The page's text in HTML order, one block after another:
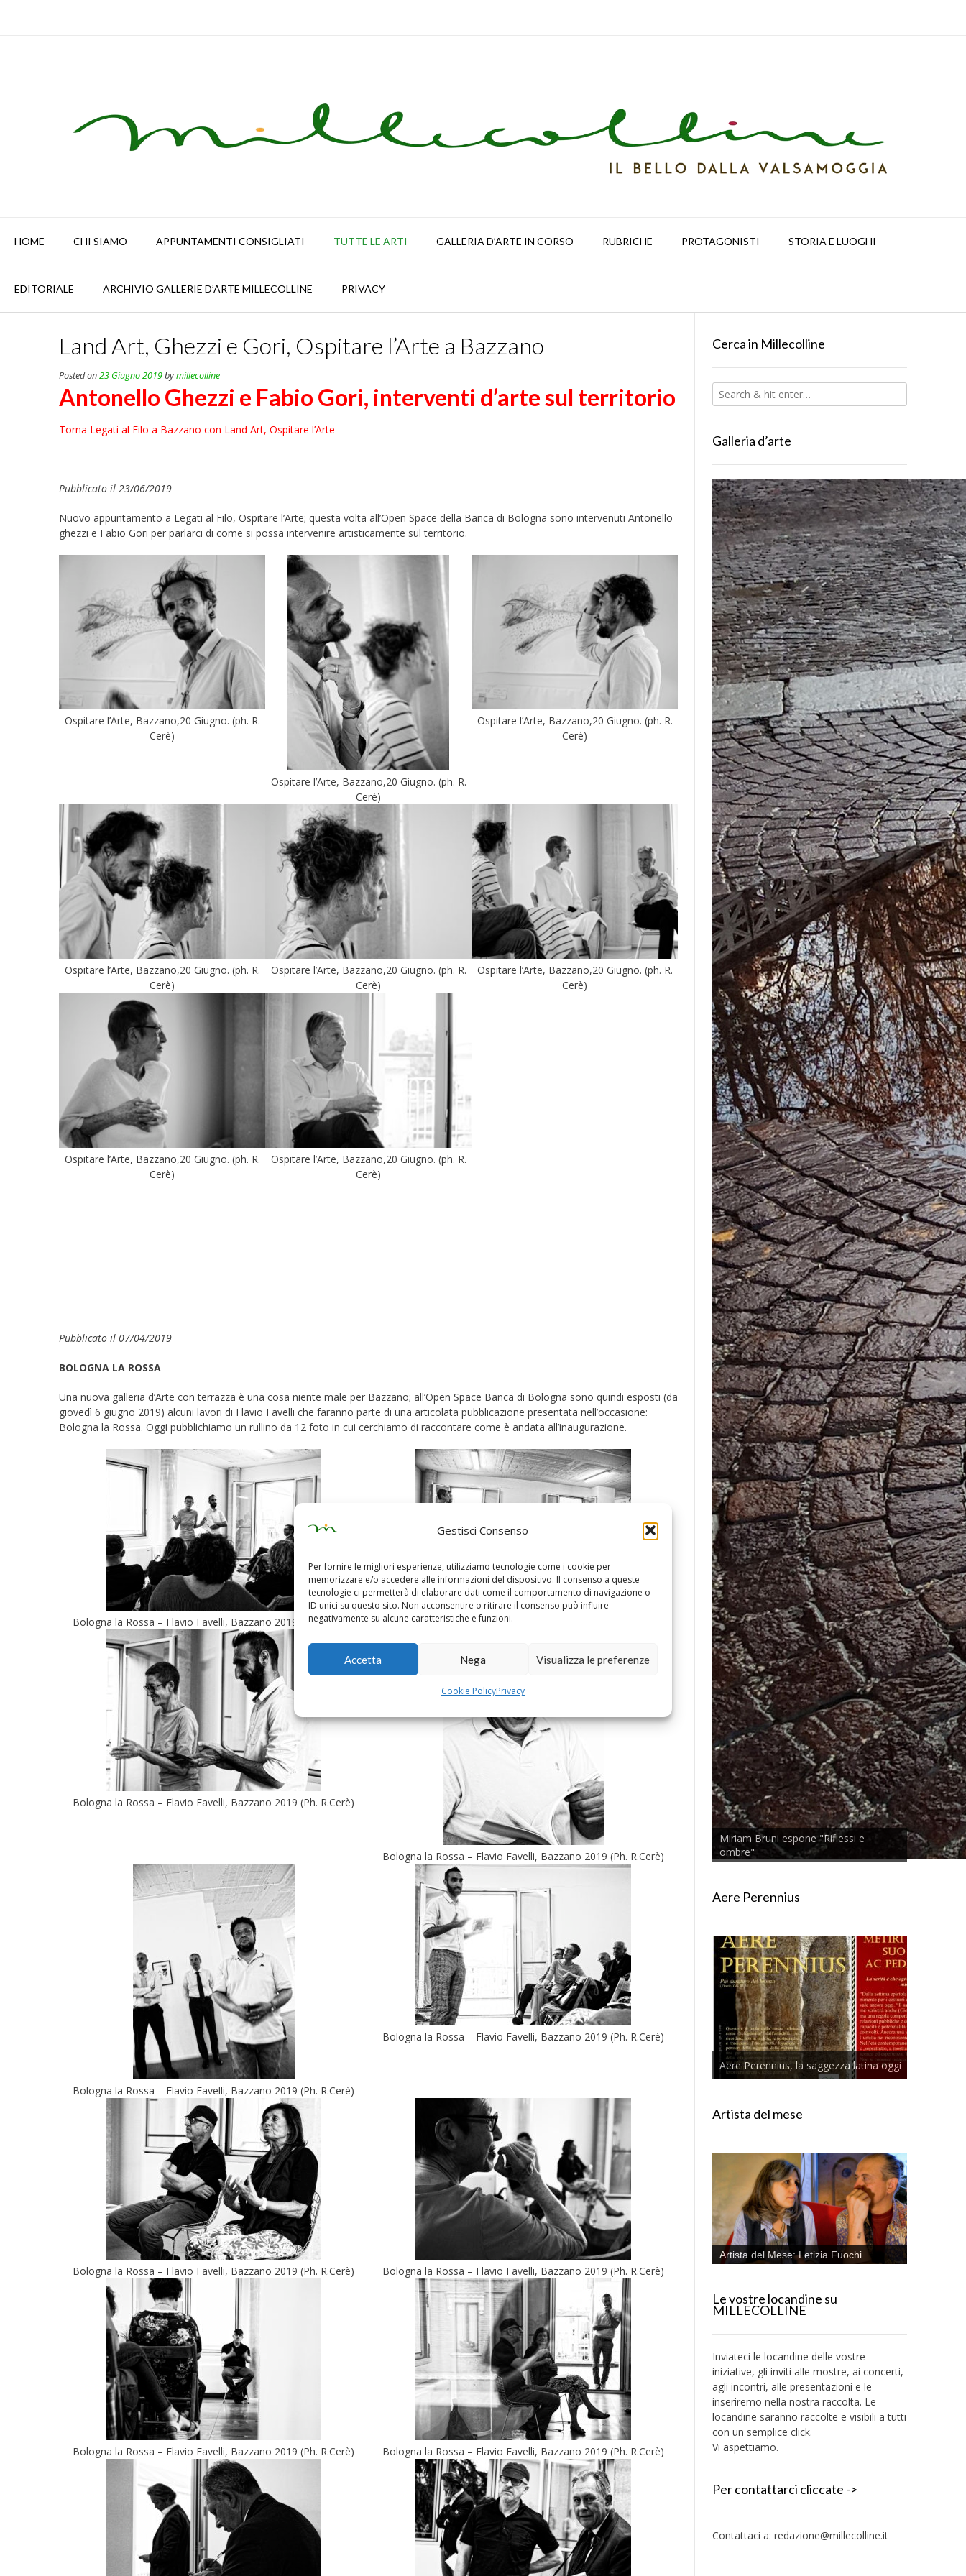
Gestisci Consenso
Per fornire le migliori esperienze, utilizziamo tecnologie come i cookie per
memorizzare e/o accedere alle informazioni del dispositivo. Il consenso a queste
tecnologie ci permetterà di elaborare dati come il comportamento di navigazione o
ID unici su questo sito. Non acconsentire o ritirare il consenso può influire
negativamente su alcune caratteristiche e funzioni.
Accetta Nega Visualizza le preferenze
Cookie PolicyPrivacy
HOME CHI SIAMO APPUNTAMENTI CONSIGLIATI TUTTE LE ARTI GALLERIA D’ARTE IN CORSO RUBRICHE PROTAGONISTI STORIA E LUOGHI
EDITORIALE ARCHIVIO GALLERIE D’ARTE MILLECOLLINE PRIVACY
Land Art, Ghezzi e Gori, Ospitare l’Arte a Bazzano
Posted on23 Giugno 2019bymillecolline
Antonello Ghezzi e Fabio Gori, interventi d’arte sul territorio
Torna Legati al Filo a Bazzano con Land Art, Ospitare l’Arte
Pubblicato il 23/06/2019
Nuovo appuntamento a Legati al Filo, Ospitare l’Arte; questa volta all’Open Space della Banca di Bologna sono intervenuti Antonello
ghezzi e Fabio Gori per parlarci di come si possa intervenire artisticamente sul territorio.
Ospitare l’Arte, Bazzano,20 Giugno. (ph. R.
Cerè)
Ospitare l’Arte, Bazzano,20 Giugno. (ph. R.
Cerè)
Ospitare l’Arte, Bazzano,20 Giugno. (ph. R.
Cerè)
Ospitare l’Arte, Bazzano,20 Giugno. (ph. R.
Cerè)
Ospitare l’Arte, Bazzano,20 Giugno. (ph. R.
Cerè)
Ospitare l’Arte, Bazzano,20 Giugno. (ph. R.
Cerè)
Ospitare l’Arte, Bazzano,20 Giugno. (ph. R.
Cerè)
Ospitare l’Arte, Bazzano,20 Giugno. (ph. R.
Cerè)
Pubblicato il 07/04/2019
BOLOGNA LA ROSSA
Una nuova galleria d’Arte con terrazza è una cosa niente male per Bazzano; all’Open Space Banca di Bologna sono quindi esposti (da
giovedì 6 giugno 2019) alcuni lavori di Flavio Favelli che faranno parte di una articolata pubblicazione presentata nell’occasione:
Bologna la Rossa. Oggi pubblichiamo un rullino da 12 foto in cui cerchiamo di raccontare come è andata all’inaugurazione.
Bologna la Rossa – Flavio Favelli, Bazzano 2019 (Ph. R.Cerè) Bologna la Rossa – Flavio Favelli, Bazzano 2019 (Ph. R.Cerè)
Bologna la Rossa – Flavio Favelli, Bazzano 2019 (Ph. R.Cerè)
Bologna la Rossa – Flavio Favelli, Bazzano 2019 (Ph. R.Cerè)
Bologna la Rossa – Flavio Favelli, Bazzano 2019 (Ph. R.Cerè)
Bologna la Rossa – Flavio Favelli, Bazzano 2019 (Ph. R.Cerè)
Bologna la Rossa – Flavio Favelli, Bazzano 2019 (Ph. R.Cerè) Bologna la Rossa – Flavio Favelli, Bazzano 2019 (Ph. R.Cerè)
Bologna la Rossa – Flavio Favelli, Bazzano 2019 (Ph. R.Cerè) Bologna la Rossa – Flavio Favelli, Bazzano 2019 (Ph. R.Cerè)
Cerca in Millecolline
Galleria d’arte
Miriam Bruni espone "Riflessi e
ombre"
Aere Perennius
Aere Perennius, la saggezza latina oggi
Artista del mese
Artista del Mese: Letizia Fuochi
Le vostre locandine su
MILLECOLLINE
Inviateci le locandine delle vostre
iniziative, gli inviti alle mostre, ai concerti,
agli incontri, alle presentazioni e le
inseriremo nella nostra raccolta. Le
locandine saranno raccolte e visibili a tutti
con un semplice click.
Vi aspettiamo.
Per contattarci cliccate ->
Contattaci a: redazione@millecolline.it